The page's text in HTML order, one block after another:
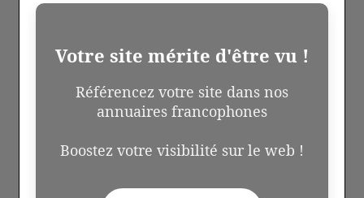
Votre site mérite d'être vu !
Référencez votre site dans nos
annuaires francophones
Boostez votre visibilité sur le web !